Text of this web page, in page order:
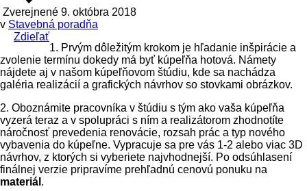
Zverejnené 9. októbra 2018
v Stavebná poradňa
Zdieľať
1. Prvým dôležitým krokom je hľadanie inšpirácie a
zvolenie termínu dokedy má byť kúpeľňa hotová. Námety
nájdete aj v našom kúpeľňovom štúdiu, kde sa nachádza
galéria realizácií a grafických návrhov so stovkami obrázkov.
2. Oboznámite pracovníka v štúdiu s tým ako vaša kúpeľňa
vyzerá teraz a v spolupráci s ním a realizátorom zhodnotíte
náročnosť prevedenia renovácie, rozsah prác a typ nového
vybavenia do kúpeľne. Vypracuje sa pre vás 1-2 alebo viac 3D
návrhov, z ktorých si vyberiete najvhodnejší. Po odsúhlasení
finálnej verzie pripravíme prehľadnú cenovú ponuku na
materiál .